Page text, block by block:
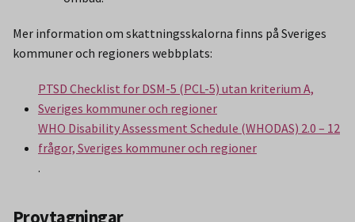
Mer information om skattningsskalorna finns på Sveriges
kommuner och regioners webbplats:
PTSD Checklist for DSM-5 (PCL-5) utan kriterium A,
Sveriges kommuner och regioner
WHO Disability Assessment Schedule (WHODAS) 2.0 – 12
frågor, Sveriges kommuner och regioner
.
Provtagningar